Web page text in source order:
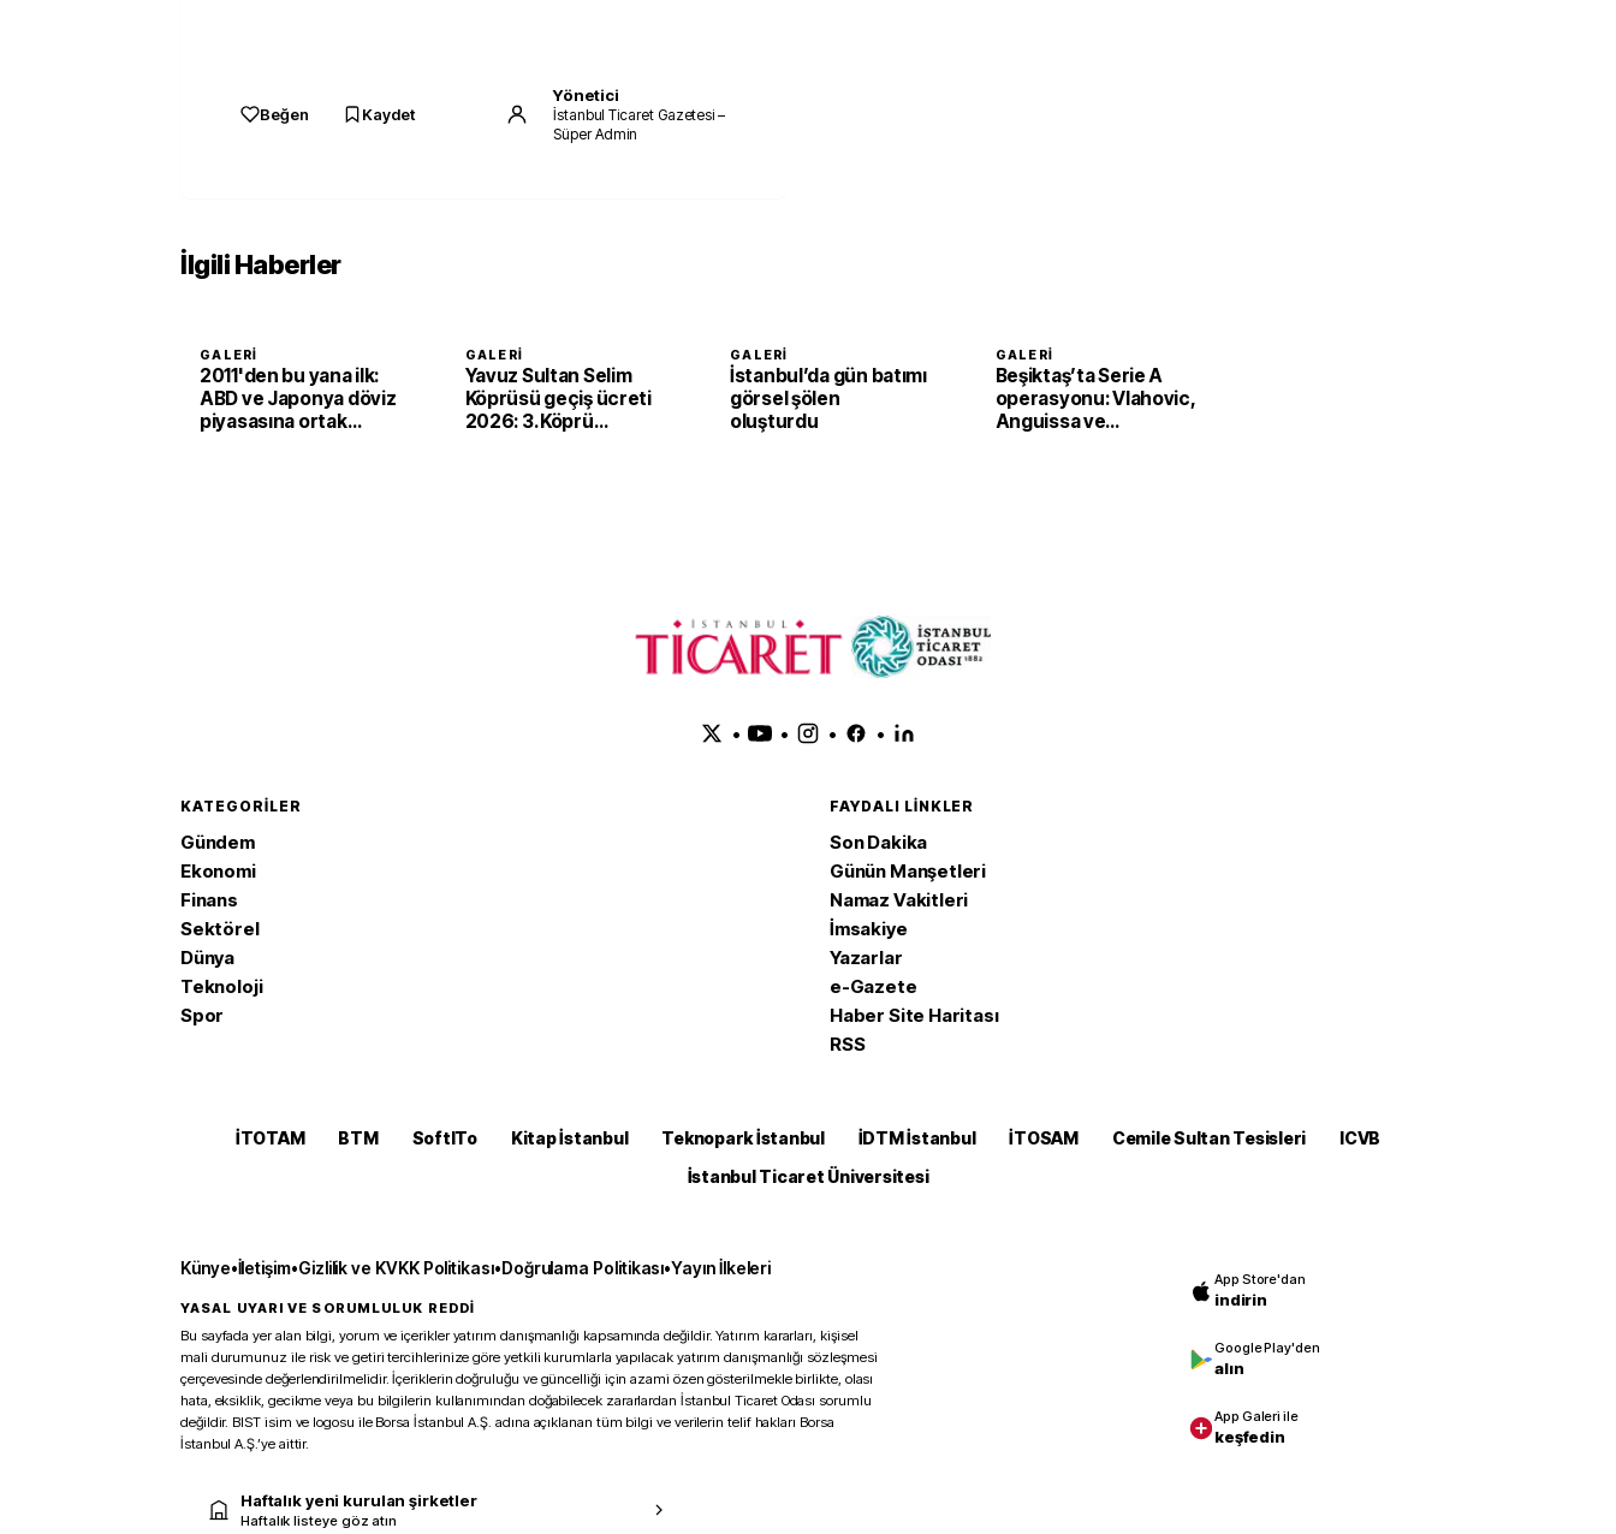
Beğen Kaydet
Yönetici
İstanbul Ticaret Gazetesi –
Süper Admin
İlgili Haberler
GALERI
2011'den bu yana ilk:
ABD ve Japonya döviz
piyasasına ortak
GALERI
Yavuz Sultan Selim
Köprüsü geçiş ücreti
2026: 3. Köprü
GALERI
İstanbul’da gün batımı
görsel şölen
oluşturdu
GALERI
Beşiktaş’ta Serie A
operasyonu: Vlahovic,
Anguissa ve
• • • •
KATEGORILER
Gündem
Ekonomi
Finans
Sektörel
Dünya
Teknoloji
Spor
FAYDALI LINKLER
Son Dakika
Günün Manşetleri
Namaz Vakitleri
İmsakiye
Yazarlar
e-Gazete
Haber Site Haritası
RSS
İTOTAM BTM SoftITo Kitap İstanbul Teknopark İstanbul İDTM İstanbul İTOSAM Cemile Sultan Tesisleri
ICVB
İstanbul Ticaret Üniversitesi
Künye•İletişim•Gizlilik ve KVKK Politikası•Doğrulama Politikası•Yayın İlkeleri
YASAL UYARI VE SORUMLULUK REDDİ
Bu sayfada yer alan bilgi, yorum ve içerikler yatırım danışmanlığı kapsamında değildir. Yatırım kararları, kişisel
mali durumunuz ile risk ve getiri tercihlerinize göre yetkili kurumlarla yapılacak yatırım danışmanlığı sözleşmesi
çerçevesinde değerlendirilmelidir. İçeriklerin doğruluğu ve güncelliği için azami özen gösterilmekle birlikte, olası
hata, eksiklik, gecikme veya bu bilgilerin kullanımından doğabilecek zararlardan İstanbul Ticaret Odası sorumlu
değildir. BIST isim ve logosu ile Borsa İstanbul A.Ş. adına açıklanan tüm bilgi ve verilerin telif hakları Borsa
İstanbul A.Ş.’ye aittir.
Haftalık yeni kurulan şirketler
Haftalık listeye göz atın
App Store'dan
indirin
Google Play'den
alın
App Galeri ile
keşfedin